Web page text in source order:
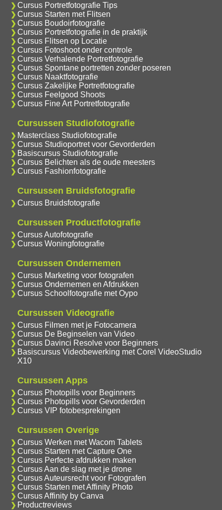
Cursus Portretfotografie Tips
Cursus Starten met Flitsen
Cursus Boudoirfotografie
Cursus Portretfotografie in de praktijk
Cursus Flitsen op Locatie
Cursus Fotoshoot onder controle
Cursus Verhalende Portretfotografie
Cursus Spontane portretten zonder poseren
Cursus Naaktfotografie
Cursus Zakelijke Portretfotografie
Cursus Feelgood Shoots
Cursus Fine Art Portretfotografie
Cursussen Studiofotografie
Masterclass Studiofotografie
Cursus Studioportret voor Gevorderden
Basiscursus Studiofotografie
Cursus Belichten als de oude meesters
Cursus Fashionfotografie
Cursussen Bruidsfotografie
Cursus Bruidsfotografie
Cursussen Productfotografie
Cursus Autofotografie
Cursus Woningfotografie
Cursussen Ondernemen
Cursus Marketing voor fotografen
Cursus Ondernemen en Afdrukken
Cursus Schoolfotografie met Oypo
Cursussen Videografie
Cursus Filmen met je Fotocamera
Cursus De Beginselen van Video
Cursus Davinci Resolve voor Beginners
Basiscursus Videobewerking met Corel VideoStudio
X10
Cursussen Apps
Cursus Photopills voor Beginners
Cursus Photopills voor Gevorderden
Cursus VIP fotobesprekingen
Cursussen Overige
Cursus Werken met Wacom Tablets
Cursus Starten met Capture One
Cursus Perfecte afdrukken maken
Cursus Aan de slag met je drone
Cursus Auteursrecht voor Fotografen
Cursus Starten met Affinity Photo
Cursus Affinity by Canva
Productreviews